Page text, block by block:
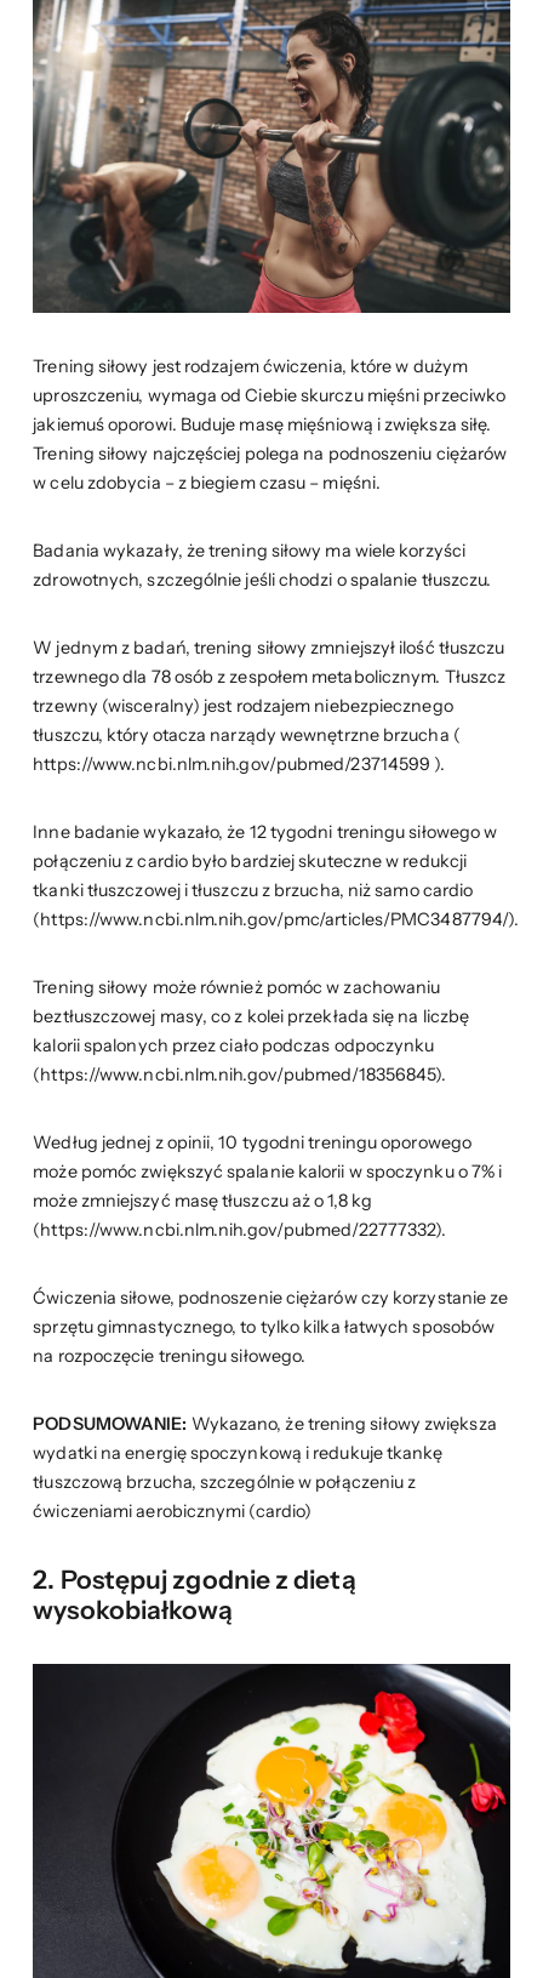
Trening siłowy jest rodzajem ćwiczenia, które w dużym
uproszczeniu, wymaga od Ciebie skurczu mięśni przeciwko
jakiemuś oporowi. Buduje masę mięśniową i zwiększa siłę.
Trening siłowy najczęściej polega na podnoszeniu ciężarów
w celu zdobycia – z biegiem czasu – mięśni.
Badania wykazały, że trening siłowy ma wiele korzyści
zdrowotnych, szczególnie jeśli chodzi o spalanie tłuszczu.
W jednym z badań, trening siłowy zmniejszył ilość tłuszczu
trzewnego dla 78 osób z zespołem metabolicznym. Tłuszcz
trzewny (wisceralny) jest rodzajem niebezpiecznego
tłuszczu, który otacza narządy wewnętrzne brzucha (
https://www.ncbi.nlm.nih.gov/pubmed/23714599 ).
Inne badanie wykazało, że 12 tygodni treningu siłowego w
połączeniu z cardio było bardziej skuteczne w redukcji
tkanki tłuszczowej i tłuszczu z brzucha, niż samo cardio
(https://www.ncbi.nlm.nih.gov/pmc/articles/PMC3487794/).
Trening siłowy może również pomóc w zachowaniu
beztłuszczowej masy, co z kolei przekłada się na liczbę
kalorii spalonych przez ciało podczas odpoczynku
(https://www.ncbi.nlm.nih.gov/pubmed/18356845).
Według jednej z opinii, 10 tygodni treningu oporowego
może pomóc zwiększyć spalanie kalorii w spoczynku o 7% i
może zmniejszyć masę tłuszczu aż o 1,8 kg
(https://www.ncbi.nlm.nih.gov/pubmed/22777332).
Ćwiczenia siłowe, podnoszenie ciężarów czy korzystanie ze
sprzętu gimnastycznego, to tylko kilka łatwych sposobów
na rozpoczęcie treningu siłowego.
PODSUMOWANIE: Wykazano, że trening siłowy zwiększa
wydatki na energię spoczynkową i redukuje tkankę
tłuszczową brzucha, szczególnie w połączeniu z
ćwiczeniami aerobicznymi (cardio)
2. Postępuj zgodnie z dietą
wysokobiałkową